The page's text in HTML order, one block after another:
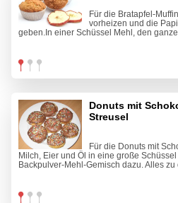
Für die Bratapfel-
vorheizen und die
geben.In einer Schüssel Mehl, den
Donuts mit
Streusel
Für die Donuts mit
Milch, Eier und Öl in eine große
Backpulver-Mehl-Gemisch dazu. Alles zu